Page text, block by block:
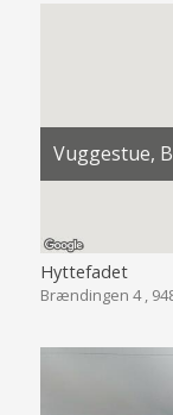
Vuggestue,
Hyttefadet
Brændingen 4 ,